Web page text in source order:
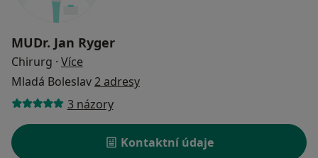
MUDr. Jan Ryger
Chirurg · Více
Mladá Boleslav2 adresy
3 názory
Kontaktní údaje